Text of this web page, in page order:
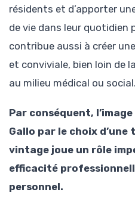
résidents et d’apporter
de vie dans leur quotidien
contribue aussi à créer
et conviviale, bien loin de
au milieu médical ou social.
Par conséquent,
Gallo par le choix d’une
vintage joue un rôle
efficacité
personnel.